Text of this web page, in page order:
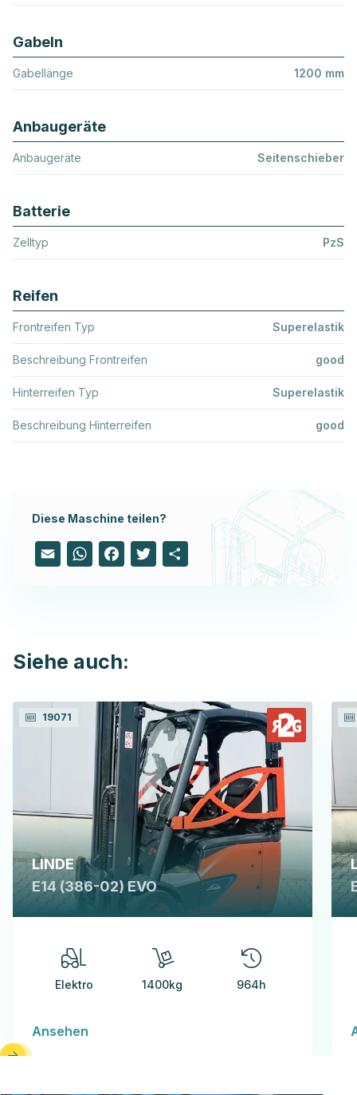
Gabeln
Gabellänge 1200 mm
Anbaugeräte
Anbaugeräte Seitenschieber
Batterie
Zelltyp PzS
Reifen
Frontreifen Typ Superelastik
Beschreibung Frontreifen good
Hinterreifen Typ Superelastik
Beschreibung Hinterreifen good
Diese Maschine teilen?
Email WhatsAppFacebook
Twitter
Siehe auch:
19071
LINDE
E14 (386-02) EVO
Elektro 1400kg 964h
Ansehen